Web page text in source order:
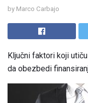
by Marco Carbajo
Ključni faktori koji
da obezbedi